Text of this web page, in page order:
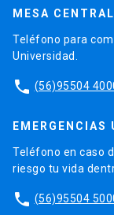
MESA CENTRAL
Teléfono para
Universidad.
phone (56)95504
EMERGENCIAS
Teléfono en caso
riesgo tu vida
phone (56)95504